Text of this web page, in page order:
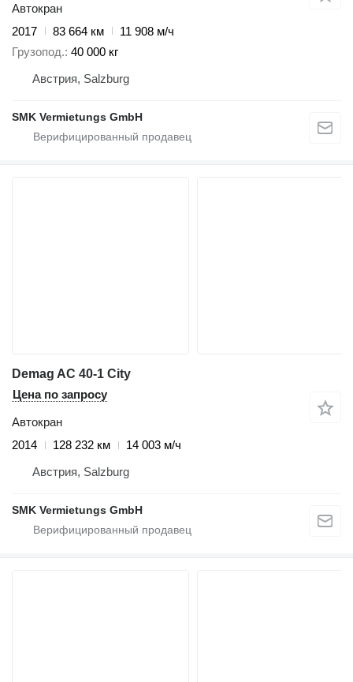
Автокран
2017
83 664 км
11 908 м/ч
Грузопод. 40 000 кг
Австрия, Salzburg
SMK Vermietungs GmbH
Demag AC 40-1 City
Цена по запросу
Автокран
2014
128 232 км
14 003 м/ч
Австрия, Salzburg
SMK Vermietungs GmbH